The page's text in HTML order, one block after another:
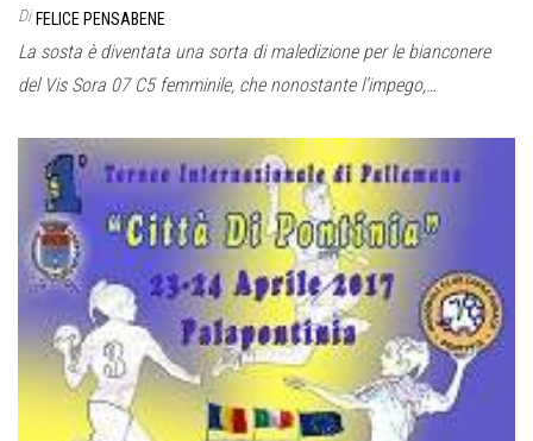
Di FELICE PENSABENE
La sosta è diventata una sorta di maledizione per le bianconere
del Vis Sora 07 C5 femminile, che nonostante l’impego,…